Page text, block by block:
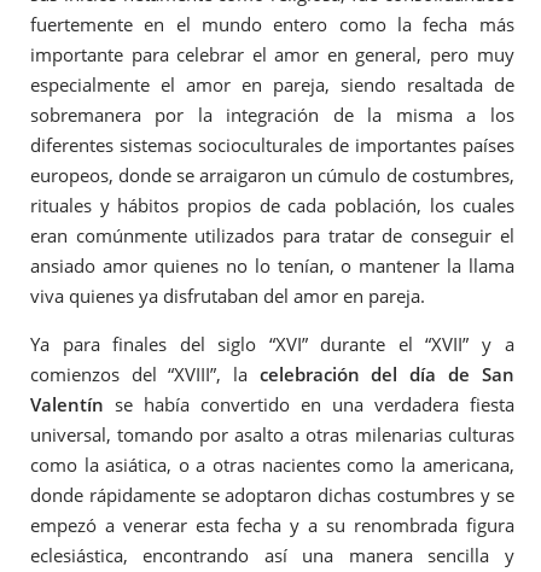
fuertemente en el mundo entero como la fecha más
importante para celebrar el amor en general, pero muy
especialmente el amor en pareja, siendo resaltada de
sobremanera por la integración de la misma a los
diferentes sistemas socioculturales de importantes países
europeos, donde se arraigaron un cúmulo de costumbres,
rituales y hábitos propios de cada población, los cuales
eran comúnmente utilizados para tratar de conseguir el
ansiado amor quienes no lo tenían, o mantener la llama
viva quienes ya disfrutaban del amor en pareja.
Ya para finales del siglo “XVI” durante el “XVII” y a
comienzos del “XVIII”, la celebración del día de San
Valentín se había convertido en una verdadera fiesta
universal, tomando por asalto a otras milenarias culturas
como la asiática, o a otras nacientes como la americana,
donde rápidamente se adoptaron dichas costumbres y se
empezó a venerar esta fecha y a su renombrada figura
eclesiástica, encontrando así una manera sencilla y